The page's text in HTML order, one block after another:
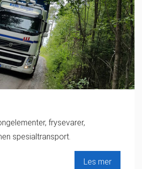
frysevarer,
spesialtransport.
Les mer